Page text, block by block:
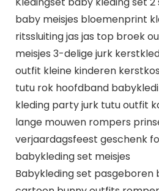
baby meisjes bloemenprint
ritssluiting jas jas top broek
meisjes 3-delige jurk
outfit kleine kinderen
tutu rok hoofdband
kleding party jurk tutu outfit
lange mouwen rompers
verjaardagsfeest geschenk
babykleding set meisjes
Babykleding set pasgeboren